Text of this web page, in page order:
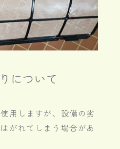
について
用しますが、設備の劣
がれてしまう場合があ